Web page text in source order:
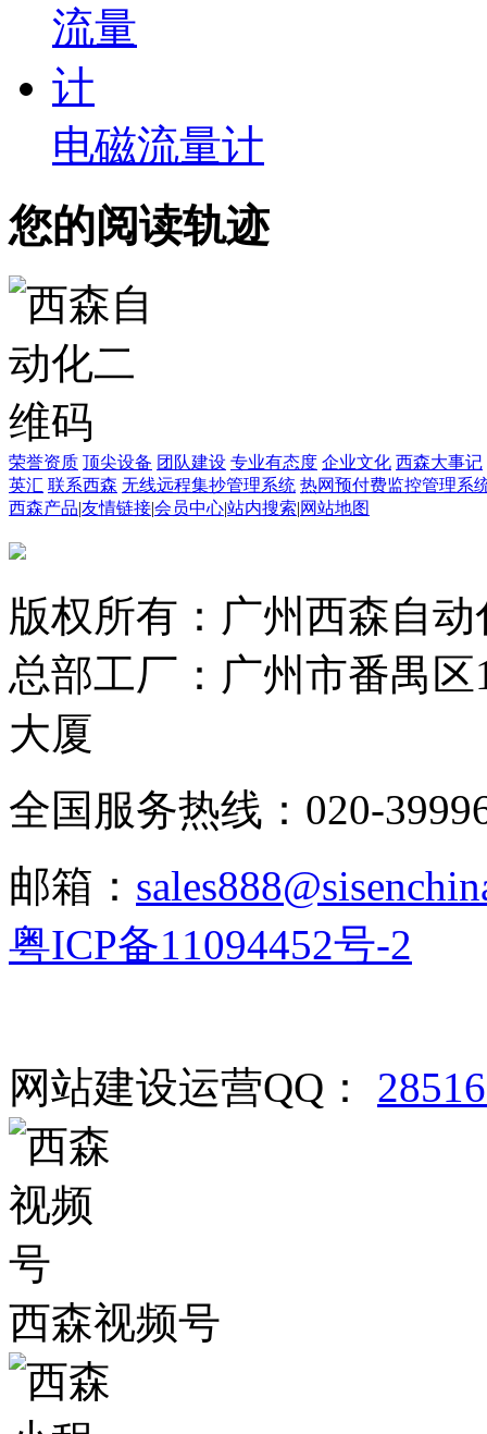
电磁流量计
您的阅读轨迹
荣誉资质 顶尖设备 团队建设 专业有态度 企业文化 西森大事记
英汇 联系西森 无线远程集抄管理系统 热网预付费监控管理系
西森产品|友情链接|会员中心|站内搜索|网站地图
版权所有：广州西森自
总部工厂：广州市番禺
大厦
全国服务热线：020-
邮箱：
粤ICP备11094452号-2
网站建设运营QQ：
西森视频号